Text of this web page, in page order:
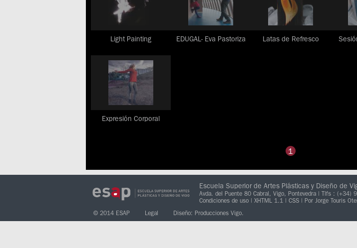
Light Painting EDUGAL- Eva Pastoriza Latas de Refresco
Expresión Corporal
1
Escuela Superior de Artes Plásticas y Diseño de
Avda. del Puente 80 Cabral, Vigo, Pontevedra | Tlfs : (+34)
Condiciones de uso | XHTML 1.1 | CSS | Por Jorge Touris
© 2014 ESAP
Legal Diseño: Producciones Vigo.